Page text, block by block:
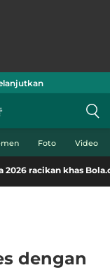
Foto Video
khas Bola.com. Klik
dengan